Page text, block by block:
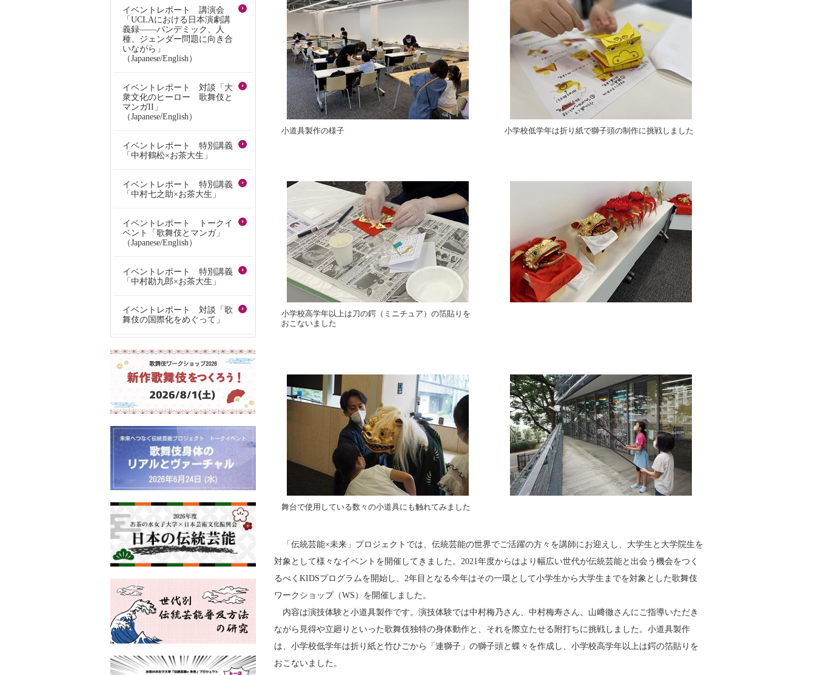
小道具製作の様子 小学校低学年は折り紙で獅子頭の制作に挑戦しました
小学校高学年以上は刀の鍔（ミニチュア）の箔貼りを
おこないました
舞台で使用している数々の小道具にも触れてみました
「伝統芸能×未来」プロジェクトでは、伝統芸能の世界でご活躍の方々を講師にお迎えし、大学生と大学院生を
対象として様々なイベントを開催してきました。2021年度からはより幅広い世代が伝統芸能と出会う機会をつく
るべくKIDSプログラムを開始し、2年目となる今年はその一環として小学生から大学生までを対象とした歌舞伎
ワークショップ（WS）を開催しました。
内容は演技体験と小道具製作です。演技体験では中村梅乃さん、中村梅寿さん、山﨑徹さんにご指導いただき
ながら見得や立廻りといった歌舞伎独特の身体動作と、それを際立たせる附打ちに挑戦しました。小道具製作
は、小学校低学年は折り紙と竹ひごから「連獅子」の獅子頭と蝶々を作成し、小学校高学年以上は鍔の箔貼りを
おこないました。
イベントレポート 講演会
「UCLAにおける日本演劇講
義録――パンデミック、人
種、ジェンダー問題に向き合
いながら」
（Japanese/English）
イベントレポート 対談「大
衆文化のヒーロー 歌舞伎と
マンガII」
（Japanese/English）
イベントレポート 特別講義
「中村鶴松×お茶大生」
イベントレポート 特別講義
「中村七之助×お茶大生」
イベントレポート トークイ
ベント「歌舞伎とマンガ」
（Japanese/English）
イベントレポート 特別講義
「中村勘九郎×お茶大生」
イベントレポート 対談「歌
舞伎の国際化をめぐって」